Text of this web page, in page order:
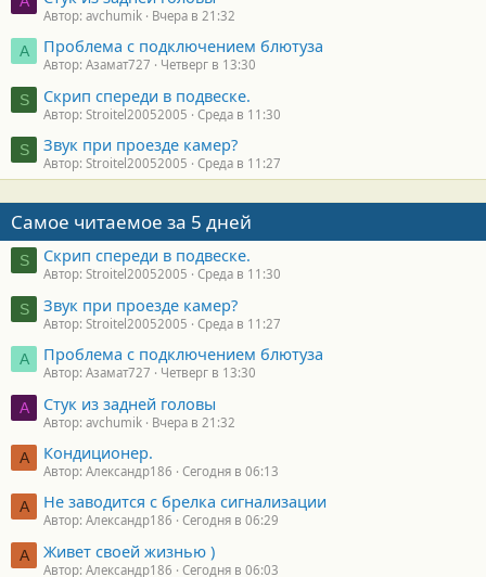
Автор: avchumik Вчера в 21:32
А Проблема с подключением блютуза
Автор: Азамат727 Четверг в 13:30
S Скрип спереди в подвеске.
Автор: Stroitel20052005 Среда в 11:30
S Звук при проезде камер?
Автор: Stroitel20052005 Среда в 11:27
Самое читаемое за 5 дней
S Скрип спереди в подвеске.
Автор: Stroitel20052005 Среда в 11:30
S Звук при проезде камер?
Автор: Stroitel20052005 Среда в 11:27
А Проблема с подключением блютуза
Автор: Азамат727 Четверг в 13:30
A Стук из задней головы
Автор: avchumik Вчера в 21:32
А Кондиционер.
Автор: Александр186 Сегодня в 06:13
А Не заводится с брелка сигнализации
Автор: Александр186 Сегодня в 06:29
А Живет своей жизнью )
Автор: Александр186 Сегодня в 06:03